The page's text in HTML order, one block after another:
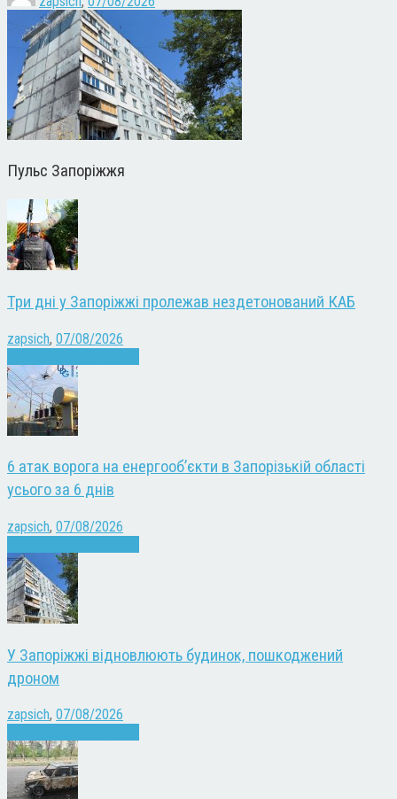
Пульс Запоріжжя
Три дні у Запоріжжі пролежав нездетонований КАБ
zapsich, 07/08/2026
6 атак ворога на енергооб’єкти в Запорізькій області
усього за 6 днів
zapsich, 07/08/2026
У Запоріжжі відновлюють будинок, пошкоджений
дроном
zapsich, 07/08/2026